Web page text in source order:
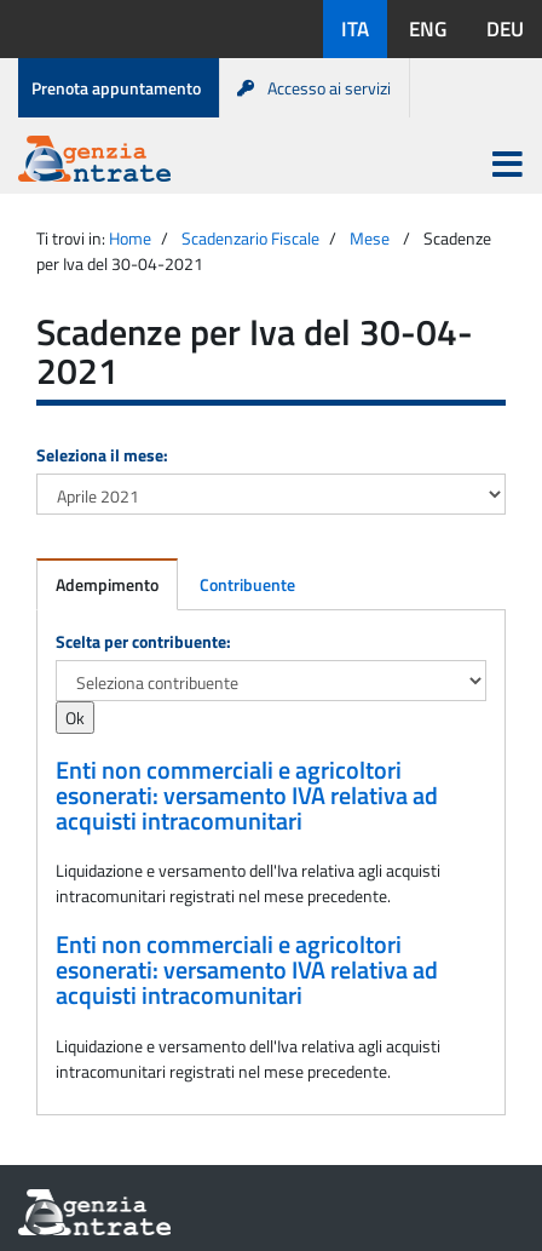
contenuto
disponibili:
ITA ENG DEU
Menu
di
servizio
Prenota appuntamento Accesso ai servizi
Agenzia
Entrate
Apri
menu
principale
Ti trovi in: Home Scadenzario Fiscale Mese
Scadenze
per Iva del 30-04-2021
Scadenze per Iva del 30-04-
2021
Seleziona il mese:
Adempimento Contribuente
Adempimento
Scelta per contribuente:
Enti non commerciali e agricoltori
esonerati: versamento IVA relativa ad
acquisti intracomunitari
Liquidazione e versamento dell'Iva relativa agli acquisti
intracomunitari registrati nel mese precedente.
Enti non commerciali e agricoltori
esonerati: versamento IVA relativa ad
acquisti intracomunitari
Liquidazione e versamento dell'Iva relativa agli acquisti
intracomunitari registrati nel mese precedente.
Informazioni
sul